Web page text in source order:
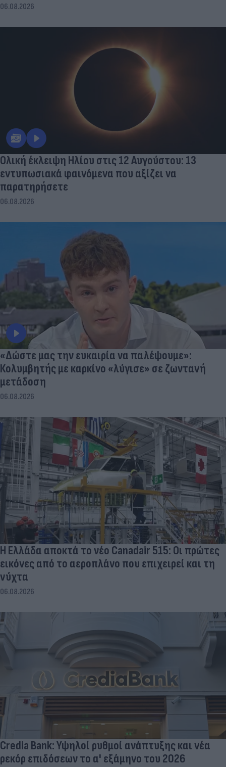
06.08.2026
Ολική έκλειψη Ηλίου στις 12 Αυγούστου: 13
εντυπωσιακά φαινόμενα που αξίζει να
παρατηρήσετε
06.08.2026
«Δώστε μας την ευκαιρία να παλέψουμε»:
Κολυμβητής με καρκίνο «λύγισε» σε ζωντανή
μετάδοση
06.08.2026
Η Ελλάδα αποκτά το νέο Canadair 515: Οι πρώτες
εικόνες από το αεροπλάνο που επιχειρεί και τη
νύχτα
06.08.2026
Credia Bank: Υψηλοί ρυθμοί ανάπτυξης και νέα
ρεκόρ επιδόσεων το α' εξάμηνο του 2026